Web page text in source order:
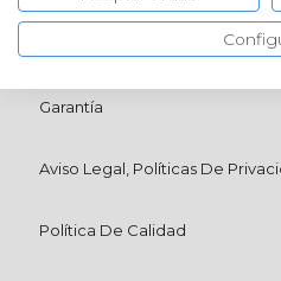
Garantía
Aviso Legal, Políticas De
Política De Calidad